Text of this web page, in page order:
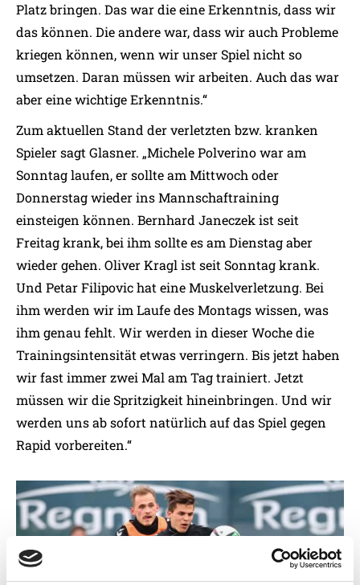
Platz bringen. Das war die eine Erkenntnis, dass wir
das können. Die andere war, dass wir auch Probleme
kriegen können, wenn wir unser Spiel nicht so
umsetzen. Daran müssen wir arbeiten. Auch das war
aber eine wichtige Erkenntnis.“
Zum aktuellen Stand der verletzten bzw. kranken
Spieler sagt Glasner. „Michele Polverino war am
Sonntag laufen, er sollte am Mittwoch oder
Donnerstag wieder ins Mannschaftraining
einsteigen können. Bernhard Janeczek ist seit
Freitag krank, bei ihm sollte es am Dienstag aber
wieder gehen. Oliver Kragl ist seit Sonntag krank.
Und Petar Filipovic hat eine Muskelverletzung. Bei
ihm werden wir im Laufe des Montags wissen, was
ihm genau fehlt. Wir werden in dieser Woche die
Trainingsintensität etwas verringern. Bis jetzt haben
wir fast immer zwei Mal am Tag trainiert. Jetzt
müssen wir die Spritzigkeit hineinbringen. Und wir
werden uns ab sofort natürlich auf das Spiel gegen
Rapid vorbereiten.“